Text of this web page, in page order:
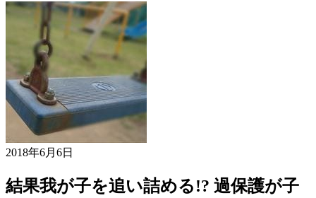
2018年6月6日
結果我が子を追い詰める!? 過保護が子